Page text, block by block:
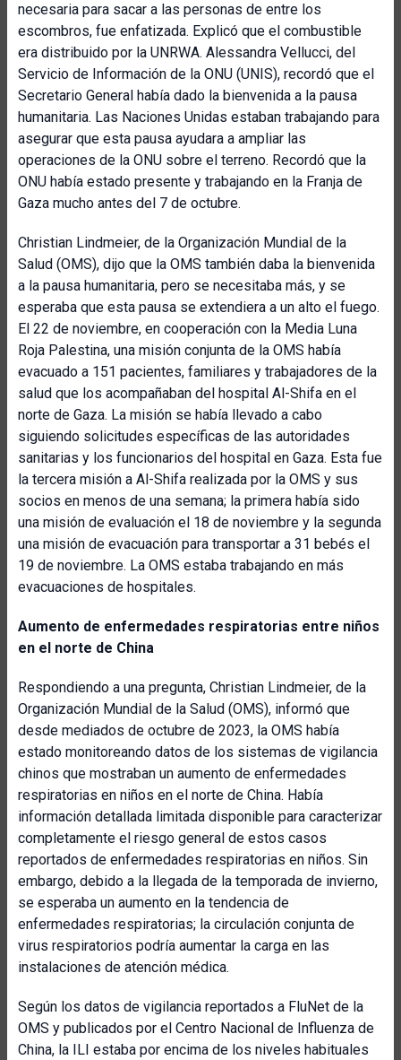
necesaria para sacar a las personas de entre los
escombros, fue enfatizada. Explicó que el combustible
era distribuido por la UNRWA. Alessandra Vellucci, del
Servicio de Información de la ONU (UNIS), recordó que el
Secretario General había dado la bienvenida a la pausa
humanitaria. Las Naciones Unidas estaban trabajando para
asegurar que esta pausa ayudara a ampliar las
operaciones de la ONU sobre el terreno. Recordó que la
ONU había estado presente y trabajando en la Franja de
Gaza mucho antes del 7 de octubre.
Christian Lindmeier, de la Organización Mundial de la
Salud (OMS), dijo que la OMS también daba la bienvenida
a la pausa humanitaria, pero se necesitaba más, y se
esperaba que esta pausa se extendiera a un alto el fuego.
El 22 de noviembre, en cooperación con la Media Luna
Roja Palestina, una misión conjunta de la OMS había
evacuado a 151 pacientes, familiares y trabajadores de la
salud que los acompañaban del hospital Al-Shifa en el
norte de Gaza. La misión se había llevado a cabo
siguiendo solicitudes específicas de las autoridades
sanitarias y los funcionarios del hospital en Gaza. Esta fue
la tercera misión a Al-Shifa realizada por la OMS y sus
socios en menos de una semana; la primera había sido
una misión de evaluación el 18 de noviembre y la segunda
una misión de evacuación para transportar a 31 bebés el
19 de noviembre. La OMS estaba trabajando en más
evacuaciones de hospitales.
Aumento de enfermedades respiratorias entre niños
en el norte de China
Respondiendo a una pregunta, Christian Lindmeier, de la
Organización Mundial de la Salud (OMS), informó que
desde mediados de octubre de 2023, la OMS había
estado monitoreando datos de los sistemas de vigilancia
chinos que mostraban un aumento de enfermedades
respiratorias en niños en el norte de China. Había
información detallada limitada disponible para caracterizar
completamente el riesgo general de estos casos
reportados de enfermedades respiratorias en niños. Sin
embargo, debido a la llegada de la temporada de invierno,
se esperaba un aumento en la tendencia de
enfermedades respiratorias; la circulación conjunta de
virus respiratorios podría aumentar la carga en las
instalaciones de atención médica.
Según los datos de vigilancia reportados a FluNet de la
OMS y publicados por el Centro Nacional de Influenza de
China, la ILI estaba por encima de los niveles habituales